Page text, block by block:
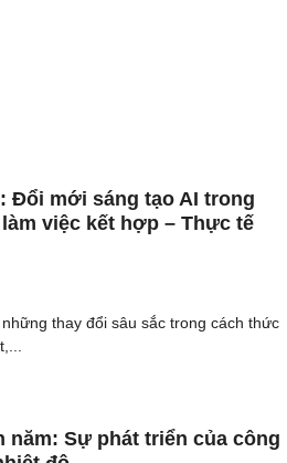
mới sáng tạo AI trong
việc kết hợp – Thực tế
thay đổi sâu sắc trong cách thức
năm: Sự phát triển của công